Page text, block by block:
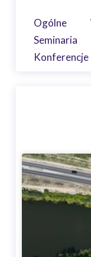
Ogólne
Seminaria
Konferencje